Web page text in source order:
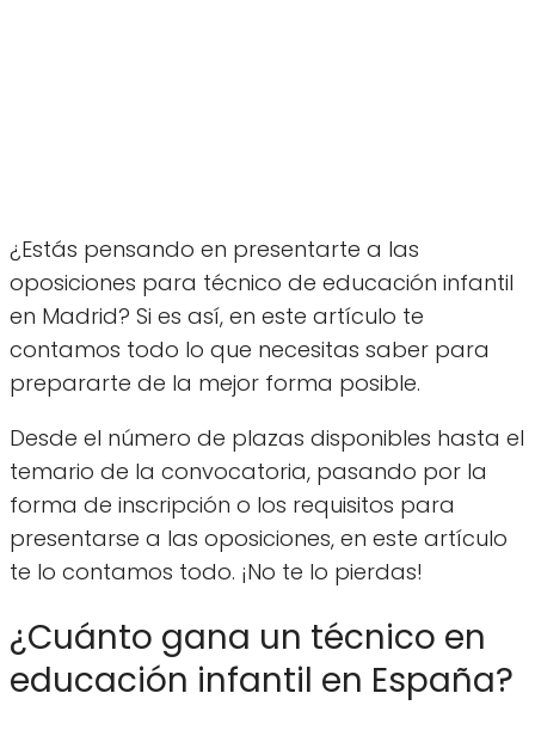
¿Estás pensando en presentarte a las
oposiciones para técnico de educación infantil
en Madrid? Si es así, en este artículo te
contamos todo lo que necesitas saber para
prepararte de la mejor forma posible.
Desde el número de plazas disponibles hasta el
temario de la convocatoria, pasando por la
forma de inscripción o los requisitos para
presentarse a las oposiciones, en este artículo
te lo contamos todo. ¡No te lo pierdas!
¿Cuánto gana un técnico en
educación infantil en España?